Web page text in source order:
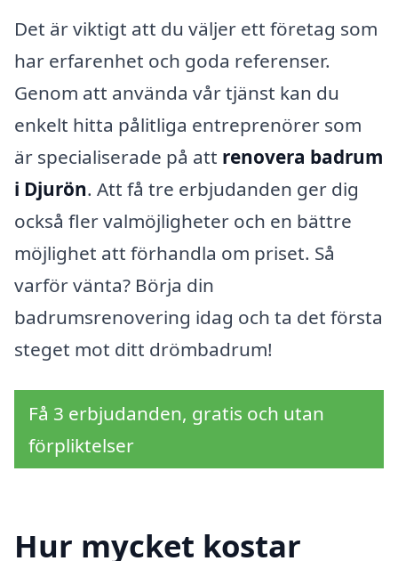
Det är viktigt att du väljer ett företag som
har erfarenhet och goda referenser.
Genom att använda vår tjänst kan du
enkelt hitta pålitliga entreprenörer som
är specialiserade på att renovera badrum
i Djurön. Att få tre erbjudanden ger dig
också fler valmöjligheter och en bättre
möjlighet att förhandla om priset. Så
varför vänta? Börja din
badrumsrenovering idag och ta det första
steget mot ditt drömbadrum!
Få 3 erbjudanden, gratis och utan
förpliktelser
Hur mycket kostar